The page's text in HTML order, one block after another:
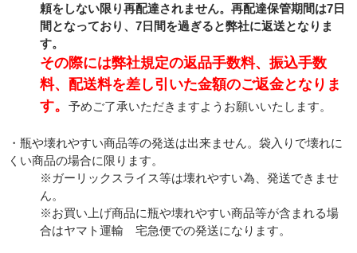
頼をしない限り再配達されません。再配達保管期間は7日
間となっており、7日間を過ぎると弊社に返送となりま
す。
その際には弊社規定の返品手数料、振込手数
料、配送料を差し引いた金額のご返金となりま
す。 予めご了承いただきますようお願いいたします。
・瓶や壊れやすい商品等の発送は出来ません。袋入りで壊れに
くい商品の場合に限ります。
※ガーリックスライス等は壊れやすい為、発送できませ
ん。
※お買い上げ商品に瓶や壊れやすい商品等が含まれる場
合はヤマト運輸 宅急便での発送になります。